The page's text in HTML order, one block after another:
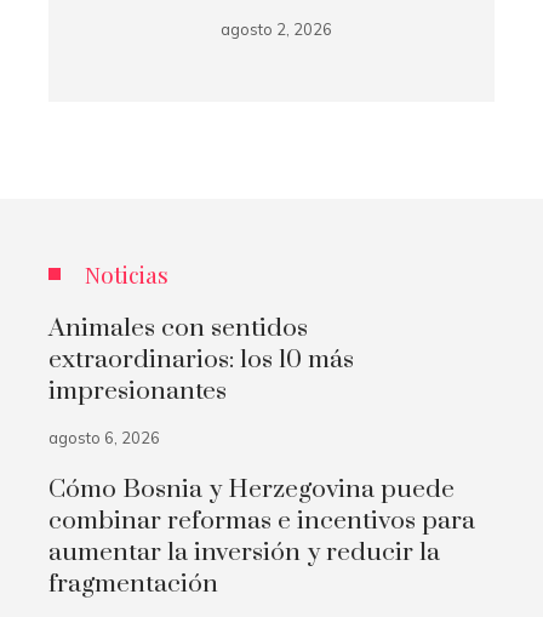
agosto 2, 2026
Noticias
Animales con sentidos
extraordinarios: los 10 más
impresionantes
agosto 6, 2026
Cómo Bosnia y Herzegovina puede
combinar reformas e incentivos para
aumentar la inversión y reducir la
fragmentación